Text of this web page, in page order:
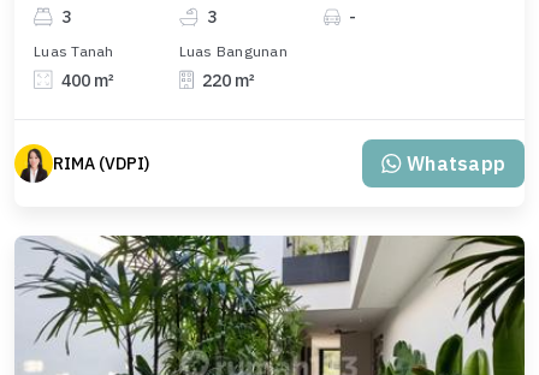
3 3 -
Luas Tanah
400 m²
Luas Bangunan
220 m²
RIMA (VDPI) Whatsapp